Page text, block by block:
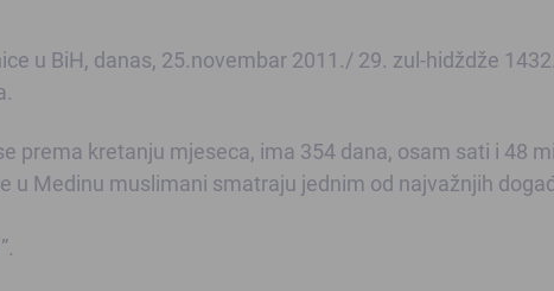
u BiH, danas, 25.novembar 2011./ 29. zul-hidždže
prema kretanju mjeseca, ima 354 dana, osam sati i 48
u Medinu muslimani smatraju jednim od najvažnjih